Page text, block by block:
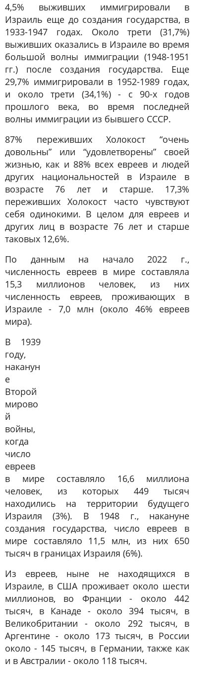
4,5% выживших иммигрировали в
Израиль еще до создания государства, в
1933-1947 годах. Около трети (31,7%)
выживших оказались в Израиле во время
большой волны иммиграции (1948-1951
гг.) после создания государства. Еще
29,7% иммигрировали в 1952-1989 годах,
и около трети (34,1%) - с 90-х годов
прошлого века, во время последней
волны иммиграции из бывшего СССР.
87% переживших Холокост “очень
довольны” или “удовлетворены” своей
жизнью, как и 88% всех евреев и людей
других национальностей в Израиле в
возрасте 76 лет и старше. 17,3%
переживших Холокост часто чувствуют
себя одинокими. В целом для евреев и
других лиц в возрасте 76 лет и старше
таковых 12,6%.
По данным на начало 2022 г.,
численность евреев в мире составляла
15,3 миллионов человек, из них
численность евреев, проживающих в
Израиле - 7,0 млн (около 46% евреев
мира).
В 1939
году,
наканун
е
Второй
мирово
й
войны,
когда
число
евреев
в мире составляло 16,6 миллиона
человек, из которых 449 тысяч
находились на территории будущего
Израиля (3%). В 1948 г., накануне
создания государства, число евреев в
мире составляло 11,5 млн, из них 650
тысяч в границах Израиля (6%).
Из евреев, ныне не находящихся в
Израиле, в США проживает около шести
миллионов, во Франции - около 442
тысяч, в Канаде - около 394 тысяч, в
Великобритании - около 292 тысяч, в
Аргентине - около 173 тысяч, в России
около - 145 тысяч, в Германии, также как
и в Австралии - около 118 тысяч.